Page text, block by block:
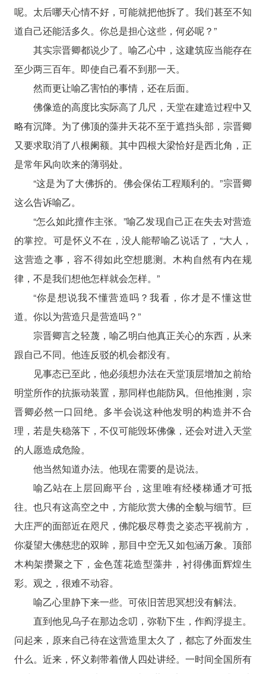
呢。太后哪天心情不好，可能就把他拆了。我们甚至不知
道自己还能活多久。你总是担心这些，何必呢？”
其实宗晋卿都说少了。喻乙心中，这建筑应当能存在
至少两三百年。即使自己看不到那一天。
然而更让喻乙害怕的事情，还在后面。
佛像造的高度比实际高了几尺，天堂在建造过程中又
略有沉降。为了佛顶的藻井天花不至于遮挡头部，宗晋卿
又要求取消了八根阑额。其中四根大梁恰好是西北角，正
是常年风向吹来的薄弱处。
“这是为了大佛拆的。佛会保佑工程顺利的。”宗晋卿
这么告诉喻乙。
“怎么如此擅作主张。”喻乙发现自己正在失去对营造
的掌控。可是怀义不在，没人能帮喻乙说话了，“大人，
这营造之事，容不得如此空想臆测。木构自然有内在规
律，不是我们想他怎样就会怎样。”
“你是想说我不懂营造吗？我看，你才是不懂这世
道。你以为营造只是营造吗？”
宗晋卿言之轻蔑，喻乙明白他真正关心的东西，从来
跟自己不同。他连反驳的机会都没有。
见事态已至此，他必须想办法在天堂顶层增加之前给
明堂所作的抗振动装置，那同样也能防风。但他推测，宗
晋卿必然一口回绝。多半会说这种他发明的构造并不合
理，若是失稳落下，不仅可能毁坏佛像，还会对进入天堂
的人愿造成危险。
他当然知道办法。他现在需要的是说法。
喻乙站在上层回廊平台，这里唯有经楼梯通才可抵
往。也只有这高空之中，方能欣赏大佛的全貌与细节。巨
大庄严的面部近在咫尺，佛陀极尽尊贵之姿态平视前方，
你凝望大佛慈悲的双眸，那目中空无又如包涵万象。顶部
木构架攒聚之下，金色莲花造型藻井，衬得佛面辉煌生
彩。观之，很难不动容。
喻乙心里静下来一些。可依旧苦思冥想没有解法。
直到他见乌子在那边念叨，弥勒下生，作阎浮提主。
问起来，原来自己待在这营造里太久了，都忘了外面发生
什么。近来，怀义剃带着僧人四处讲经。一时间全国所有